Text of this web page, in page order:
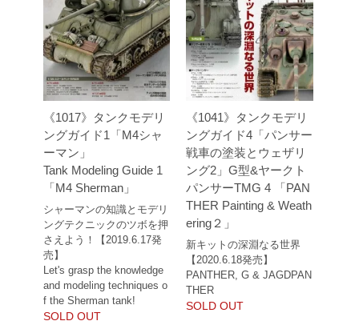
《1017》タンクモデリ
ングガイド1「M4シャ
ーマン」
Tank Modeling Guide 1
「M4 Sherman」
シャーマンの知識とモデリ
ングテクニックのツボを押
さえよう！【2019.6.17発
売】
Let's grasp the knowledge
and modeling techniques o
f the Sherman tank!
SOLD OUT
《1041》タンクモデリ
ングガイド4「パンサー
戦車の塗装とウェザリ
ング2」G型&ヤークト
パンサーTMG 4 「PAN
THER Painting & Weath
ering２」
新キットの深淵なる世界
【2020.6.18発売】
PANTHER, G & JAGDPAN
THER
SOLD OUT